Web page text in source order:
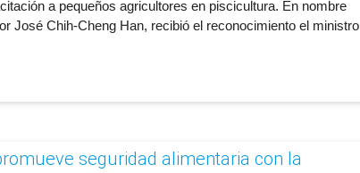
a pequeños agricultores en piscicultura. En nombre
José Chih-Cheng Han, recibió el reconocimiento el ministro
seguridad alimentaria con la